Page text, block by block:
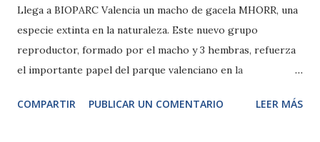
Llega a BIOPARC Valencia un macho de gacela MHORR, una
especie extinta en la naturaleza. Este nuevo grupo
reproductor, formado por el macho y 3 hembras, refuerza
el importante papel del parque valenciano en la
Mohrr que nacieron el pasado año se desplazarán a otros
COMPARTIR PUBLICAR UN COMENTARIO LEER MÁS